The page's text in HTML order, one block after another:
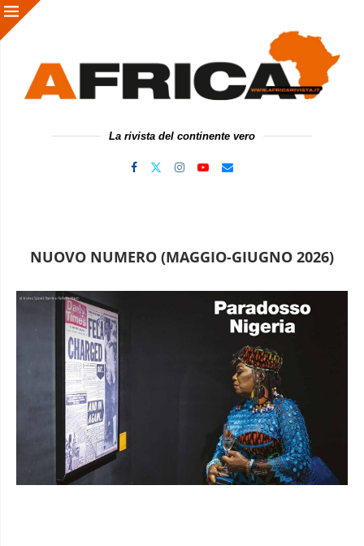
La rivista del continente vero
NUOVO NUMERO (MAGGIO-GIUGNO 2026)